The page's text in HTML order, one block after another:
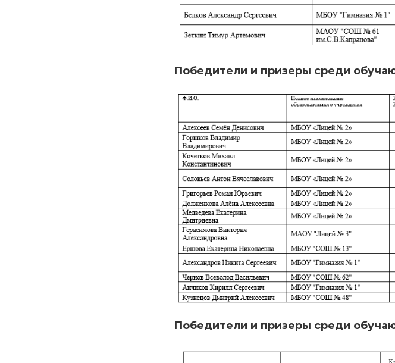
Победители и призеры среди
Победители и призеры среди